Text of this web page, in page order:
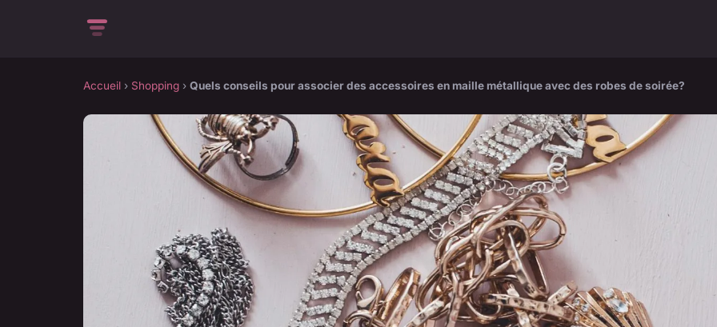
Accueil › Shopping › Quels conseils pour associer des accessoires en maille métallique avec des robes de soirée?